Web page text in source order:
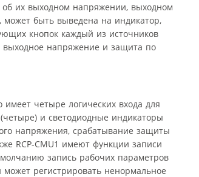
об их выходном напряжении, выходном
быть выведена на индикатор,
кнопок каждый из источников
выходное напряжение и защита по
имеет четыре логических входа для
и светодиодные индикаторы
напряжения, срабатывание защиты
RCP-CMU1 имеют функции записи
запись рабочих параметров
регистрировать ненормальное